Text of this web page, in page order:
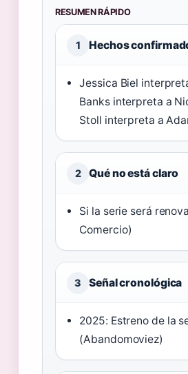
RESUMEN RÁPIDO
1 Hechos
Jessica Biel
Banks interpreta a
Stoll interpreta a
2 Qué no está claro
Si la serie será
Comercio)
3 Señal cronológica
2025: Estreno de la
(Abandomoviez)